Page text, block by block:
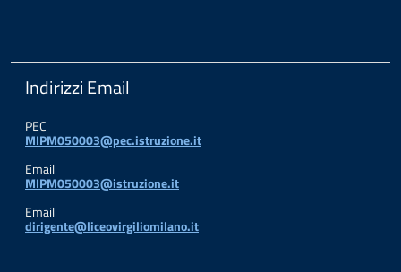
Indirizzi Email
PEC
MIPM050003@pec.istruzione.it
Email
MIPM050003@istruzione.it
Email
dirigente@liceovirgiliomilano.it